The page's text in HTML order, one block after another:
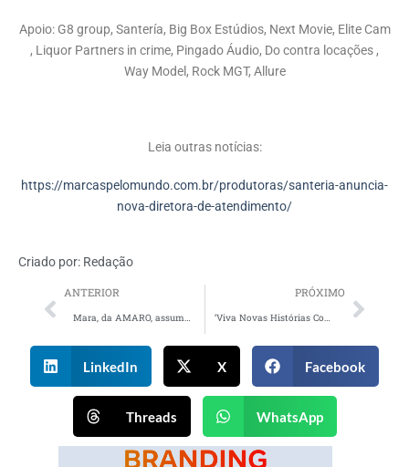
Apoio: G8 group, Santería, Big Box Estúdios, Next Movie, Elite Cam
, Liquor Partners in crime, Pingado Áudio, Do contra locações ,
Way Model, Rock MGT, Allure
Leia outras notícias:
https://marcaspelomundo.com.br/produtoras/santeria-anuncia-
nova-diretora-de-atendimento/
Criado por: Redação
ANTERIOR
Mara, da AMARO, assume cachos naturais após transição capilar
PRÓXIMO
‘Viva Novas Histórias Com A Gente’: Fast Shop comemora 35 anos
LinkedIn X Facebook
Threads WhatsApp